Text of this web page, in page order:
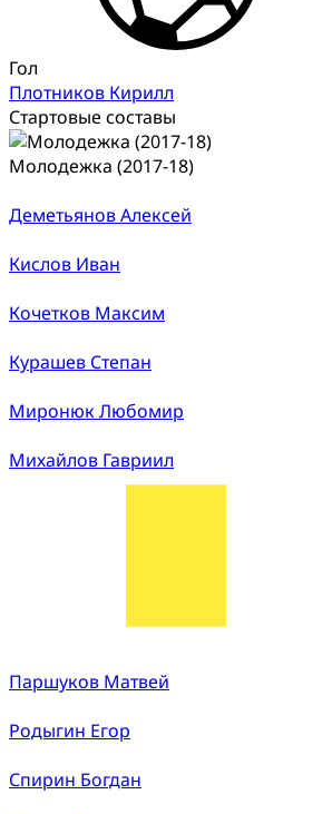
Гол
Плотников Кирилл
Стартовые составы
Молодежка (2017-18)
Деметьянов Алексей
Кислов Иван
Кочетков Максим
Курашев Степан
Миронюк Любомир
Михайлов Гавриил
Паршуков Матвей
Родыгин Егор
Спирин Богдан